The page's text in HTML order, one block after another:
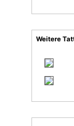
Weitere